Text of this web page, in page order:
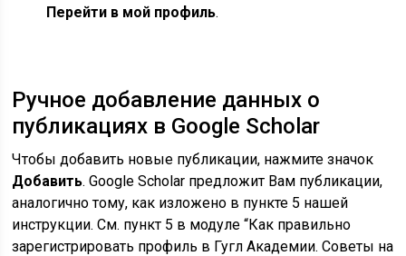
Перейти в мой профиль.
Ручное добавление данных о
публикациях в Google Scholar
Чтобы добавить новые публикации, нажмите значок
Добавить. Google Scholar предложит Вам публикации,
аналогично тому, как изложено в пункте 5 нашей
инструкции. См. пункт 5 в модуле “Как правильно
зарегистрировать профиль в Гугл Академии. Советы на